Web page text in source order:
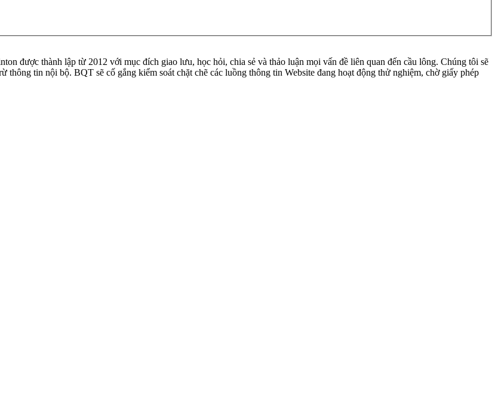
được thành lập từ 2012 với mục đích giao lưu, học hỏi, chia sẻ và thảo luận mọi vấn đề liên quan đến cầu lông. Chúng tôi sẽ
tin nội bộ. BQT sẽ cố gắng kiểm soát chặt chẽ các luồng thông tin Website đang hoạt động thử nghiệm, chờ giấy phép